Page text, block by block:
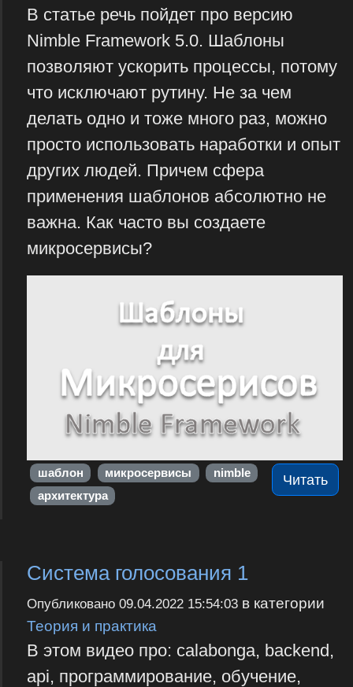
В статье речь пойдет про версию
Nimble Framework 5.0. Шаблоны
позволяют ускорить процессы, потому
что исключают рутину. Не за чем
делать одно и тоже много раз, можно
просто использовать наработки и опыт
других людей. Причем сфера
применения шаблонов абсолютно не
важна. Как часто вы создаете
микросервисы?
Читать
шаблон микросервисы
nimble
архитектура
Система голосования 1
Опубликовано 09.04.2022 15:54:03в категории
Теория и практика
В этом видео про: calabonga, backend,
api, программирование, обучение,